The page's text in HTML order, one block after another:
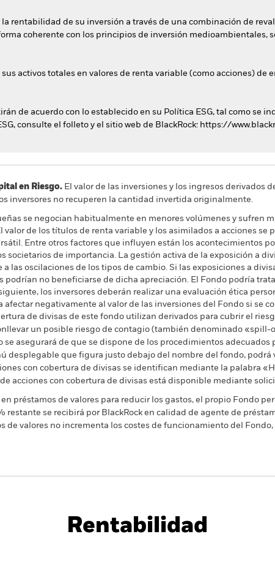
rentabilidad de su inversión a través de una combinación de
coherente con los principios de inversión medioambientales,
activos totales en valores de renta variable (como acciones) de
de acuerdo con lo establecido en su Política ESG, tal como se
consulte el folleto y el sitio web de BlackRock: https://
en Riesgo. El valor de las inversiones y los ingresos derivados
inversores no recuperen la cantidad invertida originalmente.
se negocian habitualmente en menores volúmenes y sufren
valor de los títulos de renta variable y los asimilados a acciones se
Entre otros factores que influyen están los acontecimientos
societarios de importancia. La gestión activa de la exposición a
las oscilaciones de los tipos de cambio. Si las exposiciones a
podrían no beneficiarse de dicha apreciación. El Fondo podría
los inversores deberán realizar una evaluación ética
afectar negativamente al valor de las inversiones del Fondo si se
de divisas de este fondo utilizan derivados para cubrir el
un posible riesgo de contagio (también denominado «spill-
se asegurará de que se dispone de los procedimientos
desplegable que figura justo debajo del nombre del fondo, podrá
con cobertura de divisas se identifican mediante la palabra
acciones con cobertura de divisas está disponible mediante
préstamos de valores para reducir los gastos, el propio Fondo
restante se recibirá por BlackRock en calidad de agente de
de valores no incrementa los costes de funcionamiento del
Rentabilidad